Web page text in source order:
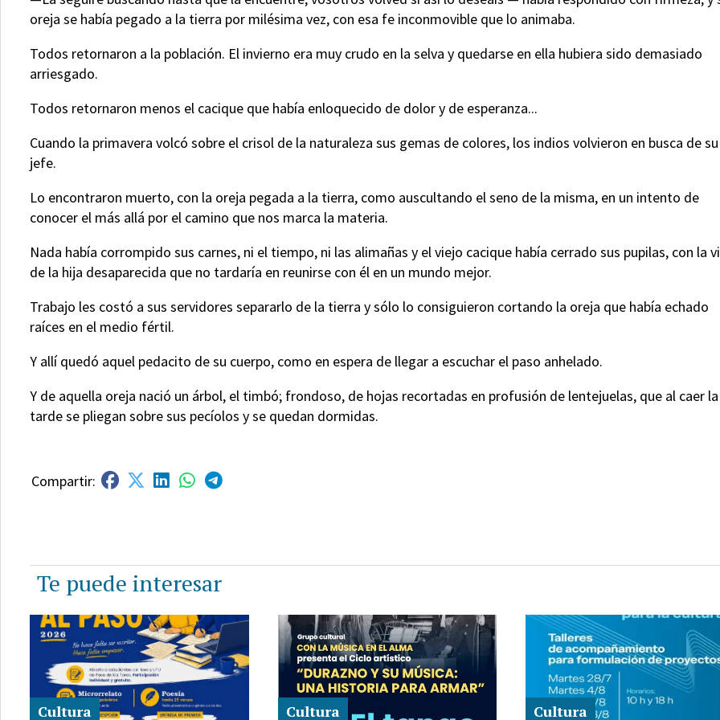
oreja se había pegado a la tierra por milésima vez, con esa fe inconmovible que lo animaba.
Todos retornaron a la población. El invierno era muy crudo en la selva y quedarse en ella hubiera sido demasiado
arriesgado.
Todos retornaron menos el cacique que había enloquecido de dolor y de esperanza...
Cuando la primavera volcó sobre el crisol de la naturaleza sus gemas de colores, los indios volvieron en busca de su
jefe.
Lo encontraron muerto, con la oreja pegada a la tierra, como auscultando el seno de la misma, en un intento de
conocer el más allá por el camino que nos marca la materia.
Nada había corrompido sus carnes, ni el tiempo, ni las alimañas y el viejo cacique había cerrado sus pupilas, con la
de la hija desaparecida que no tardaría en reunirse con él en un mundo mejor.
Trabajo les costó a sus servidores separarlo de la tierra y sólo lo consiguieron cortando la oreja que había echado
raíces en el medio fértil.
Y allí quedó aquel pedacito de su cuerpo, como en espera de llegar a escuchar el paso anhelado.
Y de aquella oreja nació un árbol, el timbó; frondoso, de hojas recortadas en profusión de lentejuelas, que al caer la
tarde se pliegan sobre sus pecíolos y se quedan dormidas.
Te puede interesar
Cultura Cultura Cultura